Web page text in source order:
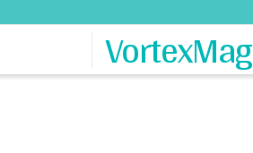
VortexMag